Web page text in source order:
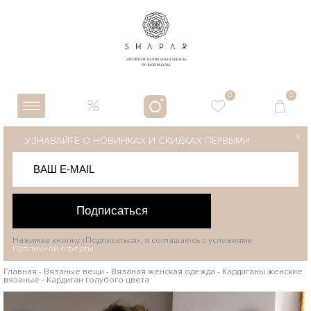
0 0
УЗНАВАЙТЕ О НОВИНКАХ И СКИДКАХ ПЕРВЫМИ
Подписаться
X
Нажимая кнопку «Подписаться», я соглашаюсь с условиями
Публичной оферты
Главная - Вязаные вещи - Вязаная женская одежда - Кардиганы женские
вязаные - Кардиган голубого цвета